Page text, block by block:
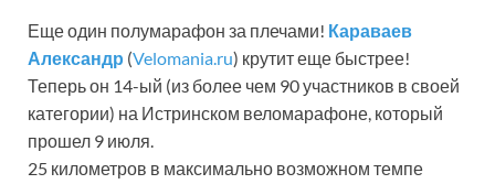
Еще один полумарафон за плечами! Караваев
Александр (Velomania.ru) крутит еще быстрее!
Теперь он 14-ый (из более чем 90 участников в своей
категории) на Истринском веломарафоне, который
прошел 9 июля.
25 километров в максимально возможном темпе